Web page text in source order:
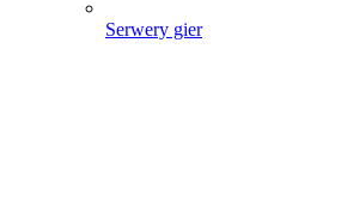
Serwery gier